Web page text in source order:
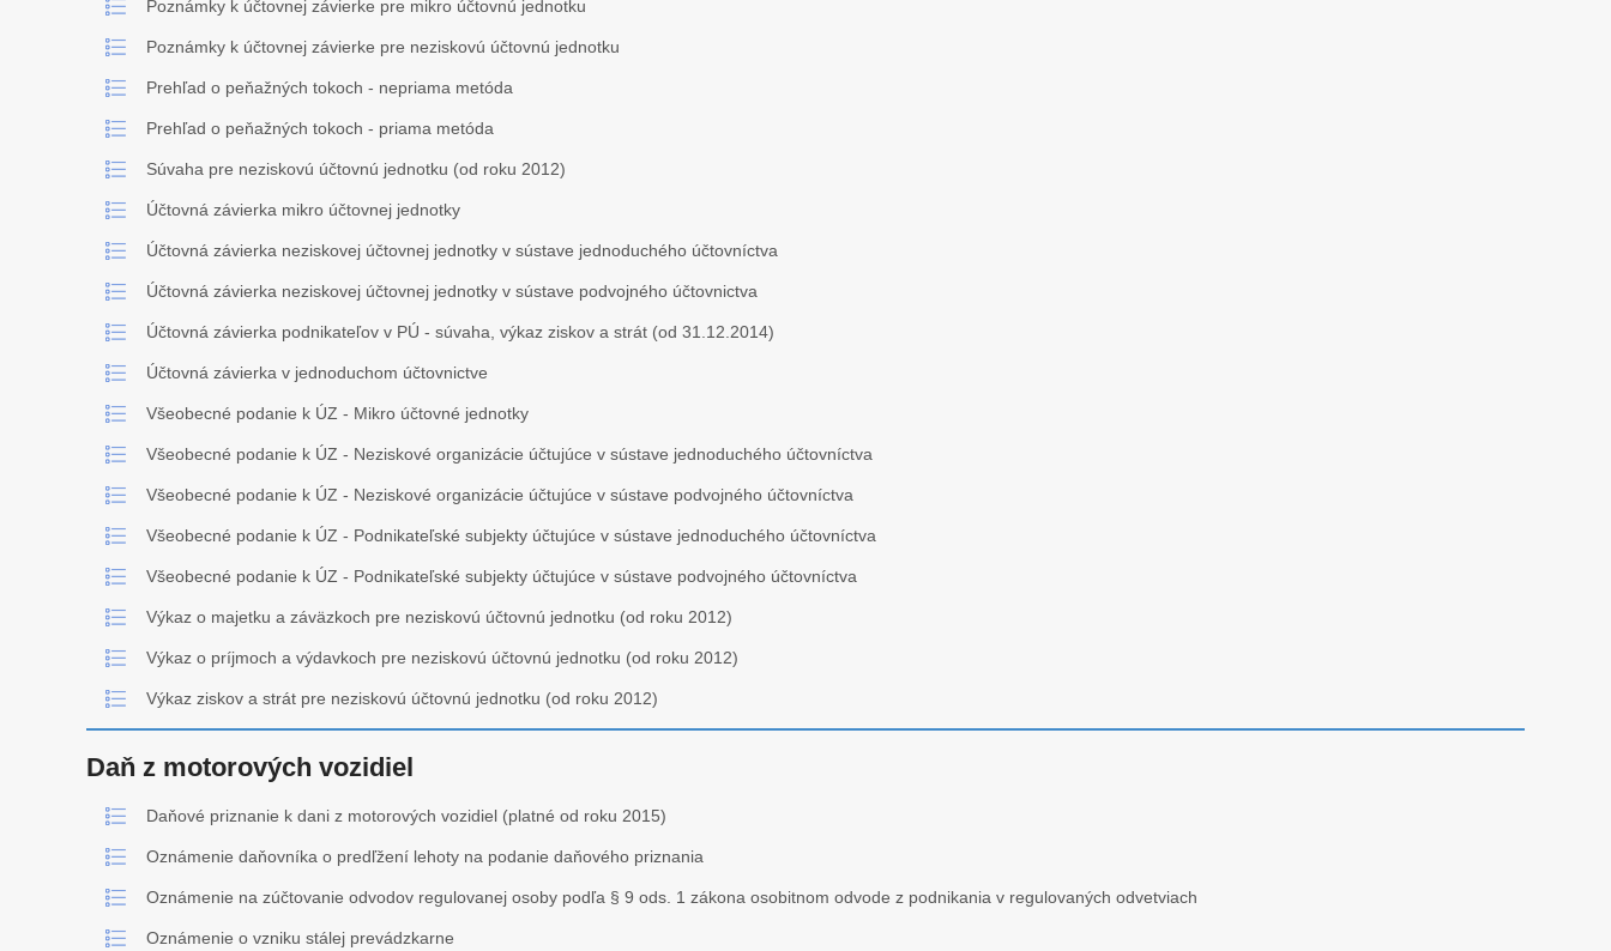
Poznámky k účtovnej závierke pre mikro účtovnú jednotku
Poznámky k účtovnej závierke pre neziskovú účtovnú jednotku
Prehľad o peňažných tokoch - nepriama metóda
Prehľad o peňažných tokoch - priama metóda
Súvaha pre neziskovú účtovnú jednotku (od roku 2012)
Účtovná závierka mikro účtovnej jednotky
Účtovná závierka neziskovej účtovnej jednotky v sústave jednoduchého účtovníctva
Účtovná závierka neziskovej účtovnej jednotky v sústave podvojného účtovnictva
Účtovná závierka podnikateľov v PÚ - súvaha, výkaz ziskov a strát (od 31.12.2014)
Účtovná závierka v jednoduchom účtovnictve
Všeobecné podanie k ÚZ - Mikro účtovné jednotky
Všeobecné podanie k ÚZ - Neziskové organizácie účtujúce v sústave jednoduchého účtovníctva
Všeobecné podanie k ÚZ - Neziskové organizácie účtujúce v sústave podvojného účtovníctva
Všeobecné podanie k ÚZ - Podnikateľské subjekty účtujúce v sústave jednoduchého účtovníctva
Všeobecné podanie k ÚZ - Podnikateľské subjekty účtujúce v sústave podvojného účtovníctva
Výkaz o majetku a záväzkoch pre neziskovú účtovnú jednotku (od roku 2012)
Výkaz o príjmoch a výdavkoch pre neziskovú účtovnú jednotku (od roku 2012)
Výkaz ziskov a strát pre neziskovú účtovnú jednotku (od roku 2012)
Daň z motorových vozidiel
Daňové priznanie k dani z motorových vozidiel (platné od roku 2015)
Oznámenie daňovníka o predľžení lehoty na podanie daňového priznania
Oznámenie na zúčtovanie odvodov regulovanej osoby podľa § 9 ods. 1 zákona osobitnom odvode z podnikania v regulovaných odvetviach
Oznámenie o vzniku stálej prevádzkarne